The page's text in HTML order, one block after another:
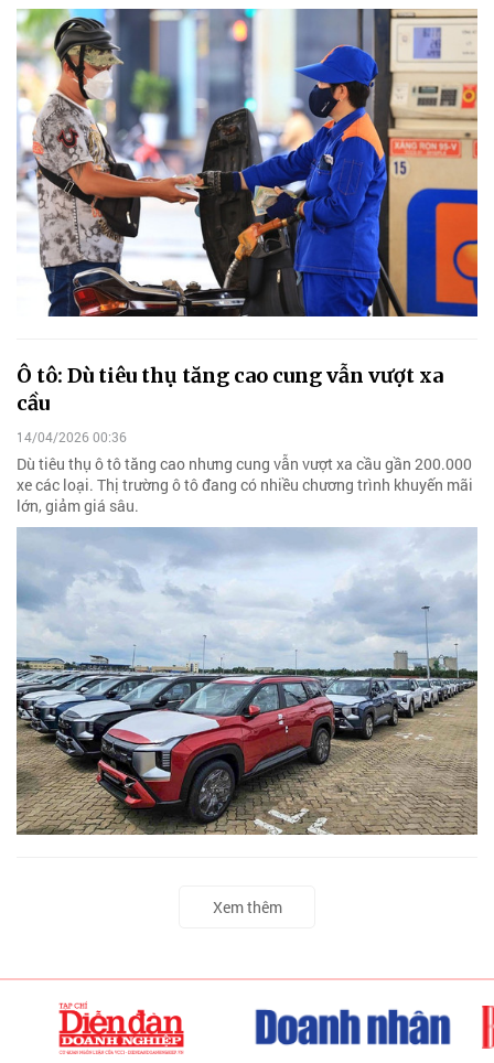
Ô tô: Dù tiêu thụ tăng cao cung vẫn vượt xa
cầu
14/04/2026 00:36
Dù tiêu thụ ô tô tăng cao nhưng cung vẫn vượt xa cầu gần 200.000
xe các loại. Thị trường ô tô đang có nhiều chương trình khuyến mãi
lớn, giảm giá sâu.
Xem thêm